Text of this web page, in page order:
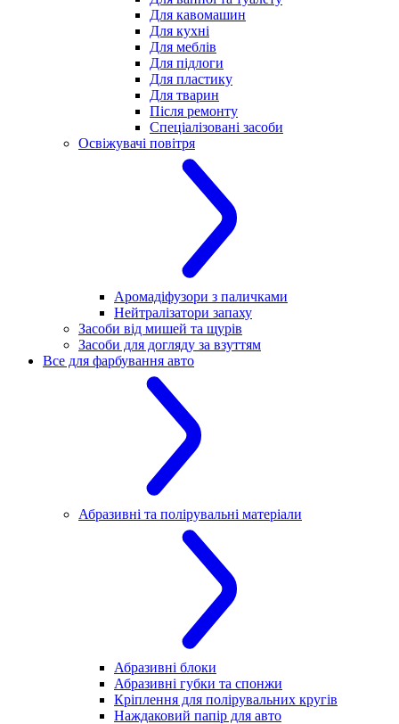
Для кавомашин
Для кухні
Для меблів
Для підлоги
Для пластику
Для тварин
Після ремонту
Спеціалізовані засоби
Освіжувачі повітря
Аромадіфузори з паличками
Нейтралізатори запаху
Засоби від мишей та щурів
Засоби для догляду за взуттям
Все для фарбування авто
Абразивні та полірувальні матеріали
Абразивні блоки
Абразивні губки та спонжи
Кріплення для полірувальних кругів
Наждаковий папір для авто